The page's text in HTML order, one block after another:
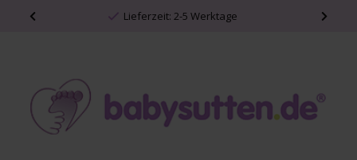
Lieferzeit: 2-5 Werktage